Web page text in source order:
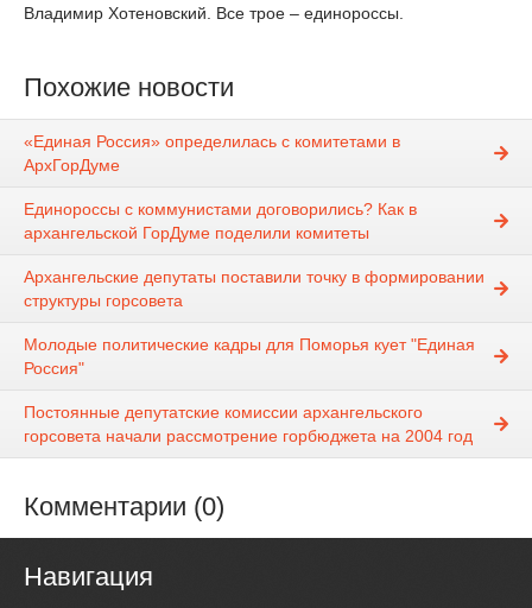
Владимир Хотеновский. Все трое – единороссы.
Похожие новости
«Единая Россия» определилась с комитетами в
АрхГорДуме
Единороссы с коммунистами договорились? Как в
архангельской ГорДуме поделили комитеты
Архангельские депутаты поставили точку в формировании
структуры горсовета
Молодые политические кадры для Поморья кует "Единая
Россия"
Постоянные депутатские комиссии архангельского
горсовета начали рассмотрение горбюджета на 2004 год
Комментарии (0)
Навигация